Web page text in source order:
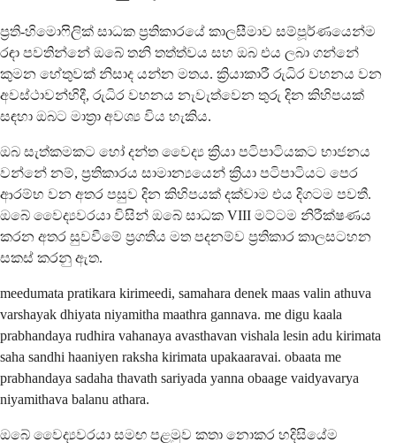
ප්‍රති-හිමොෆිලික් සාධක ප්‍රතිකාරයේ කාලසීමාව සම්පූර්ණයෙන්ම
රඳා පවතින්නේ ඔබේ තනි තත්ත්වය සහ ඔබ එය ලබා ගන්නේ
කුමන හේතුවක් නිසාද යන්න මතය. ක්‍රියාකාරී රුධිර වහනය වන
අවස්ථාවන්හිදී, රුධිර වහනය නැවැත්වෙන තුරු දින කිහිපයක්
සඳහා ඔබට මාත්‍රා අවශ්‍ය විය හැකිය.
ඔබ සැත්කමකට හෝ දන්ත වෛද්‍ය ක්‍රියා පටිපාටියකට භාජනය
වන්නේ නම්, ප්‍රතිකාරය සාමාන්‍යයෙන් ක්‍රියා පටිපාටියට පෙර
ආරම්භ වන අතර පසුව දින කිහිපයක් දක්වාම එය දිගටම පවතී.
ඔබේ වෛද්‍යවරයා විසින් ඔබේ සාධක VIII මට්ටම නිරීක්ෂණය
කරන අතර සුවවීමේ ප්‍රගතිය මත පදනම්ව ප්‍රතිකාර කාලසටහන
සකස් කරනු ඇත.
meedumata pratikara kirimeedi, samahara denek maas valin athuva
varshayak dhiyata niyamitha maathra gannava. me digu kaala
prabhandaya rudhira vahanaya avasthavan vishala lesin adu kirimata
saha sandhi haaniyen raksha kirimata upakaaravai. obaata me
prabhandaya sadaha thavath sariyada yanna obaage vaidyavarya
niyamithava balanu athara.
ඔබේ වෛද්‍යවරයා සමඟ පළමුව කතා නොකර හදිසියේම